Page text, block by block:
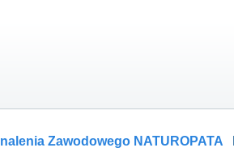
Zawodowego NATUROPATA